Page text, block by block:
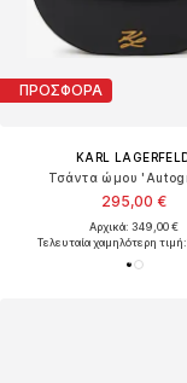
ΠΡΟΣΦΟΡΑ
KARL
Τσάντα ώμου
295,00 €
Αρχικά: 349,00 €
Τελευταία χαμηλότερη τιμή: